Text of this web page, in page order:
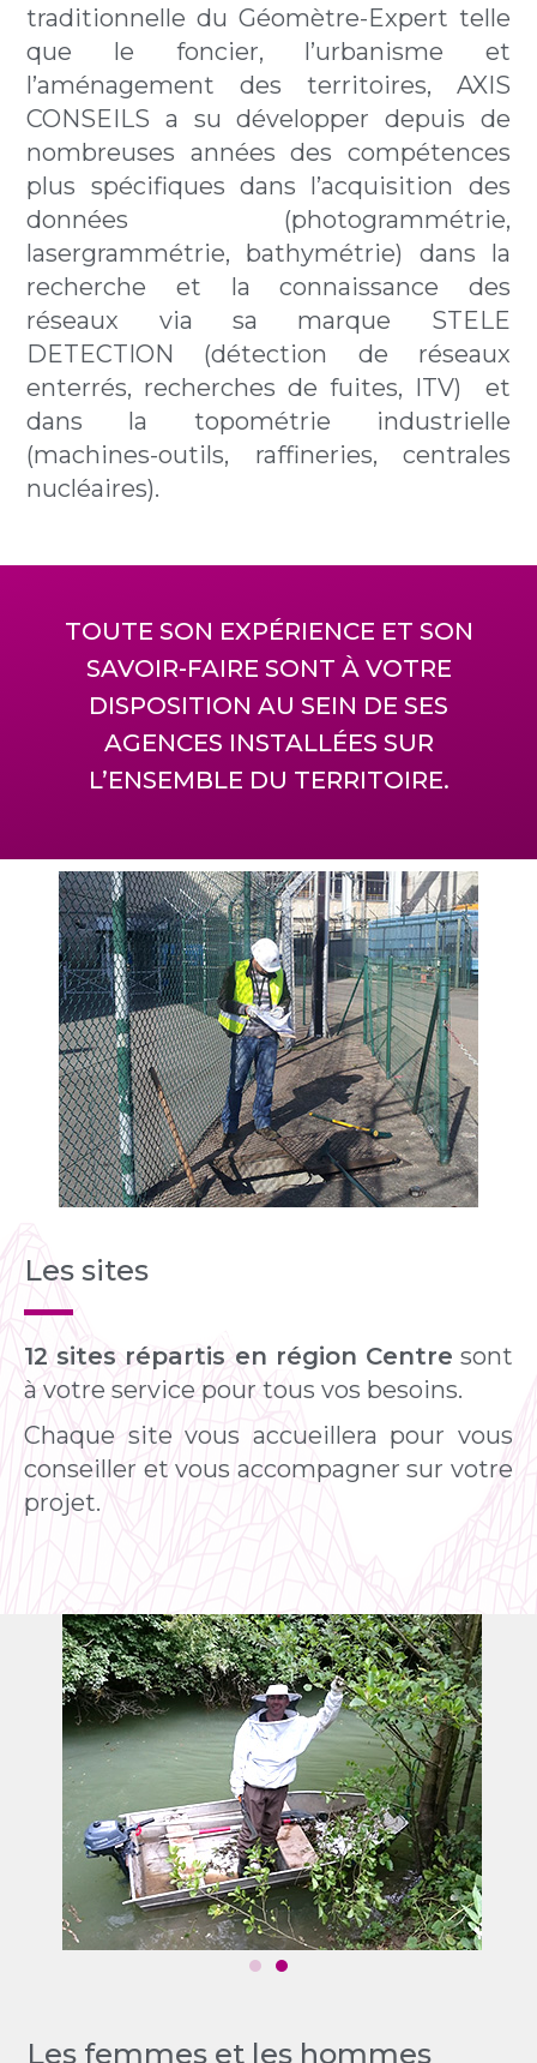
traditionnelle du Géomètre-Expert telle
que le foncier, l’urbanisme et
l’aménagement des territoires, AXIS
CONSEILS a su développer depuis de
nombreuses années des compétences
plus spécifiques dans l’acquisition des
données (photogrammétrie,
lasergrammétrie, bathymétrie) dans la
recherche et la connaissance des
réseaux via sa marque STELE
DETECTION (détection de réseaux
enterrés, recherches de fuites, ITV) et
dans la topométrie industrielle
(machines-outils, raffineries, centrales
nucléaires).
TOUTE SON EXPÉRIENCE ET SON
SAVOIR-FAIRE SONT À VOTRE
DISPOSITION AU SEIN DE SES
AGENCES INSTALLÉES SUR
L’ENSEMBLE DU TERRITOIRE.
Les sites
12 sites répartis en région Centre sont
à votre service pour tous vos besoins.
Chaque site vous accueillera pour vous
conseiller et vous accompagner sur votre
projet.
Les femmes et les hommes